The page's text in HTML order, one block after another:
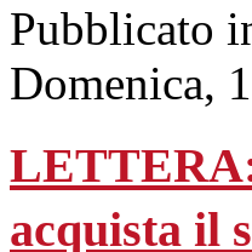
Pubblicato
Domenica,
acquista il